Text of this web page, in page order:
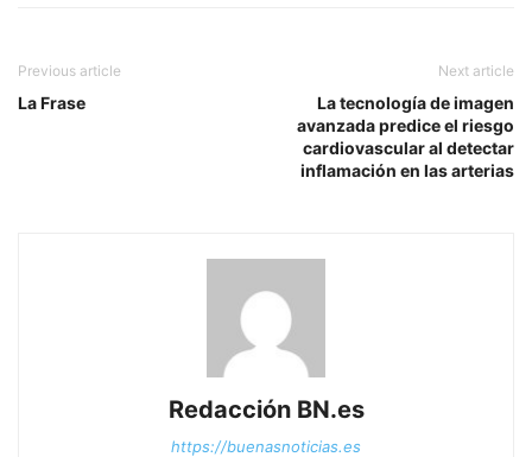
Previous article
La Frase
Next article
La tecnología de imagen
avanzada predice el riesgo
cardiovascular al detectar
inflamación en las arterias
Redacción BN.es
https://buenasnoticias.es